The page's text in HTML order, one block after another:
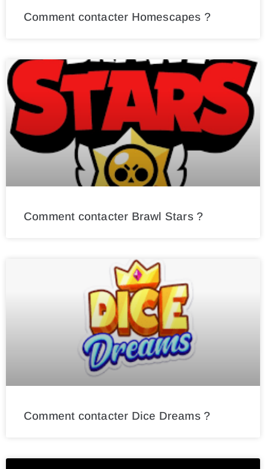
Comment contacter Homescapes ?
Comment contacter Brawl Stars ?
Comment contacter Dice Dreams ?